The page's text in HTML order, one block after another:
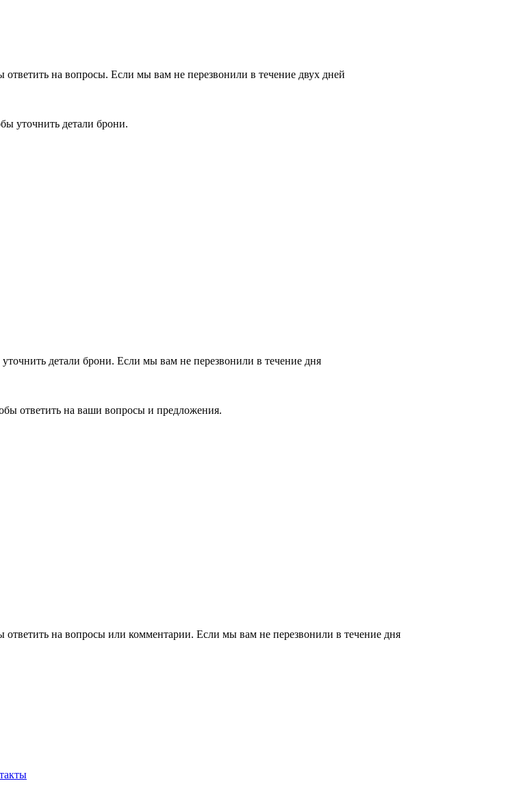
ответить на вопросы. Если мы вам не перезвонили в течение двух дней
уточнить детали брони.
детали брони. Если мы вам не перезвонили в течение дня
ответить на ваши вопросы и предложения.
на вопросы или комментарии. Если мы вам не перезвонили в течение дня